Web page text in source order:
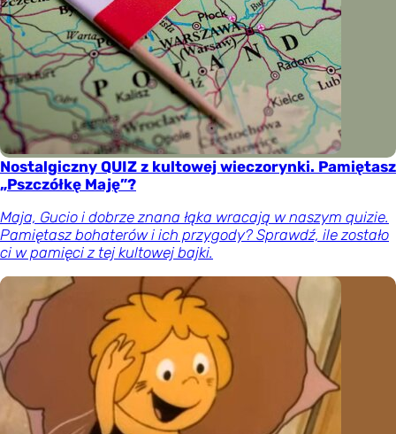
Nostalgiczny QUIZ z kultowej wieczorynki. Pamiętasz
„Pszczółkę Maję”?
Maja, Gucio i dobrze znana łąka wracają w naszym quizie.
Pamiętasz bohaterów i ich przygody? Sprawdź, ile zostało
ci w pamięci z tej kultowej bajki.